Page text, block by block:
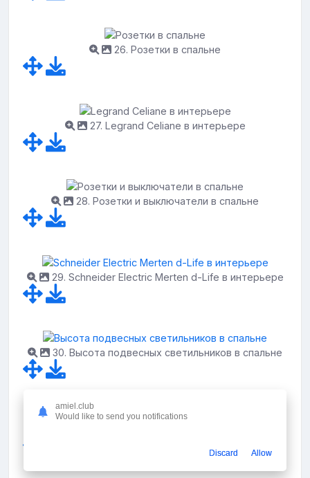
26. Розетки в спальне
27. Legrand Celiane в интерьере
28. Розетки и выключатели в спальне
29. Schneider Electric Merten d-Life в интерьере
30. Высота подвесных светильников в спальне
amiel.club
Would like to send you notifications
Discard Allow